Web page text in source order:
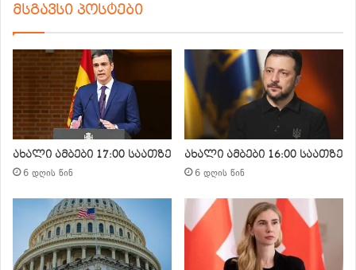
მსგავსი პოსტები
ახალი ამბები 17:00 საათზე
6 დღის წინ
ახალი ამბები 16:00 საათზე
6 დღის წინ